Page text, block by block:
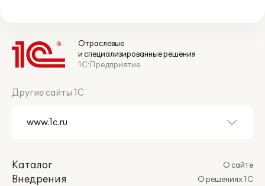
Отраслевые
и специализированные решения
1С:Предприятие
Другие сайты 1С
Каталог
Внедрения
О сайте
О решениях 1С